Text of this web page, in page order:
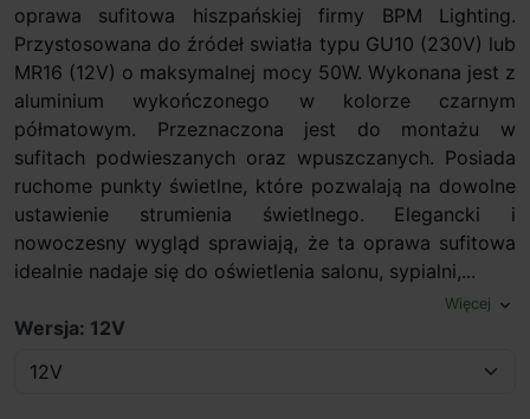
oprawa sufitowa hiszpańskiej firmy BPM Lighting.
Przystosowana do źródeł swiatła typu GU10 (230V) lub
MR16 (12V) o maksymalnej mocy 50W. Wykonana jest z
aluminium wykończonego w kolorze czarnym
półmatowym. Przeznaczona jest do montażu w
sufitach podwieszanych oraz wpuszczanych. Posiada
ruchome punkty świetlne, które pozwalają na dowolne
ustawienie strumienia świetlnego. Elegancki i
nowoczesny wygląd sprawiają, że ta oprawa sufitowa
idealnie nadaje się do oświetlenia salonu, sypialni,...
Więcej expand_more
Wersja: 12V